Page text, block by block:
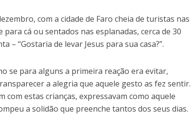
com a cidade de Faro cheia de turistas nas
para cá ou sentados nas esplanadas, cerca de 30
– “Gostaria de levar Jesus para sua casa?”.
se para alguns a primeira reação era evitar,
a alegria que aquele gesto as fez sentir.
com estas crianças, expressavam como aquele
a solidão que preenche tantos dos seus dias.